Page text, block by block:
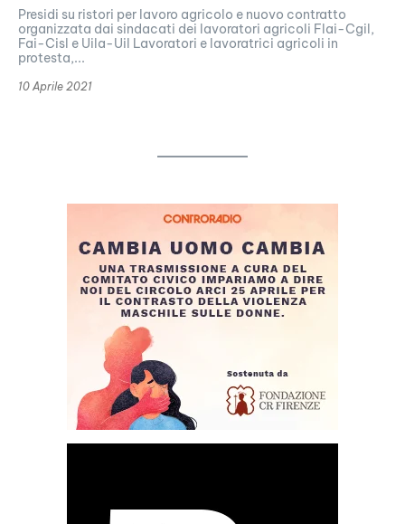
Presidi su ristori per lavoro agricolo e nuovo contratto
organizzata dai sindacati dei lavoratori agricoli Flai-Cgil,
Fai-Cisl e Uila-Uil Lavoratori e lavoratrici agricoli in
protesta,...
10 Aprile 2021